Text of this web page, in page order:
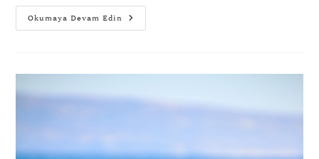
Okumaya Devam Edin